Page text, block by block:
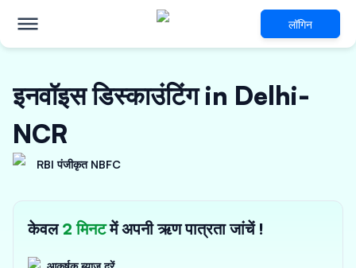
लॉगिन
इनवॉइस डिस्काउंटिंग in Delhi-
NCR
RBI पंजीकृत NBFC
केवल2 मिनटमें अपनी ऋण पात्रता जांचें !